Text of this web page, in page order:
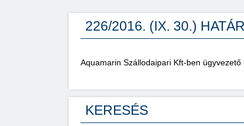
226/2016. (IX. 30.)
Aquamarin Szállodaipari Kft-ben ügyvezető
KERESÉS